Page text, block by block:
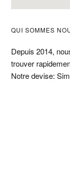
Barre
latérale
QUI SOMMES
Depuis 2014,
trouver
Notre devise: